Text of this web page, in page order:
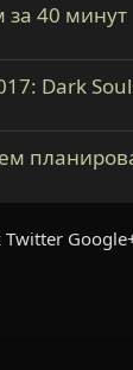
40 минут
Dark
Twitter